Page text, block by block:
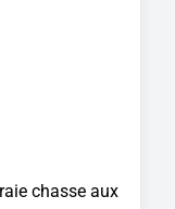
chasse aux